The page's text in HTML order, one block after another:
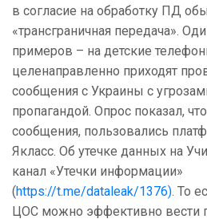
в согласие на обработку ПД
«трансграничная передача».
примеров – на детские
целенаправленно приходят
сообщения с Украины с
пропагандой. Опрос показал,
сообщения, пользовались
Якласс. Об утечке данных на
канал «Утечки информации»
(https://t.me/dataleak/1376). То
ЦОС можно эффективно вести